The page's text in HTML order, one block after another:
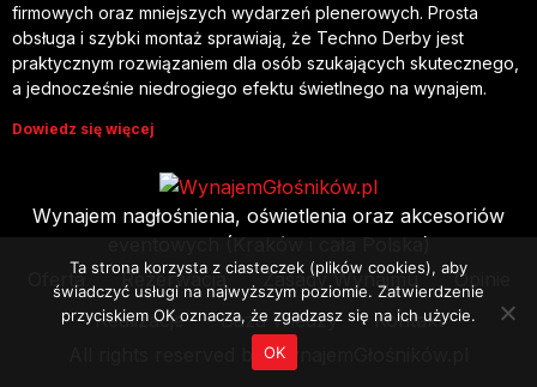
firmowych oraz mniejszych wydarzeń plenerowych. Prosta
obsługa i szybki montaż sprawiają, że Techno Derby jest
praktycznym rozwiązaniem dla osób szukających skutecznego,
a jednocześnie niedrogiego efektu świetlnego na wynajem.
Dowiedz się więcej
Wynajem nagłośnienia, oświetlenia oraz akcesoriów
eventowych (Kraków i cała Polska)
Oferta
Rezerwacja Zasady Wynajmu
Opinie
Realizacje
Baza Wiedzy
Kontakt
All rights reserved by WynajemGłośników.pl
Ta strona korzysta z ciasteczek (plików cookies), aby
świadczyć usługi na najwyższym poziomie. Zatwierdzenie
przyciskiem OK oznacza, że zgadzasz się na ich użycie.
OK